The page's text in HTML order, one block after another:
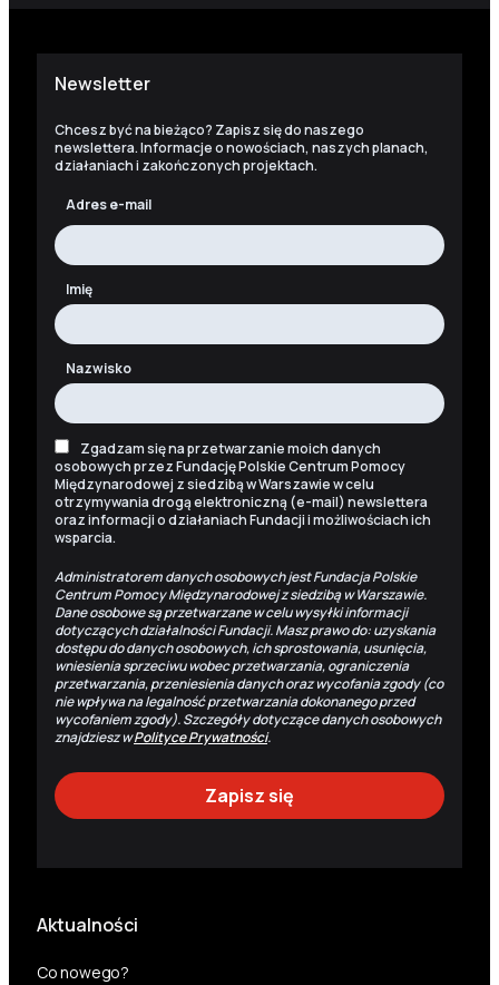
Newsletter
Chcesz być na bieżąco? Zapisz się do naszego
newslettera. Informacje o nowościach, naszych planach,
działaniach i zakończonych projektach.
Adres e-mail
Imię
Nazwisko
Zgadzam się na przetwarzanie moich danych
osobowych przez Fundację Polskie Centrum Pomocy
Międzynarodowej z siedzibą w Warszawie w celu
otrzymywania drogą elektroniczną (e-mail) newslettera
oraz informacji o działaniach Fundacji i możliwościach ich
wsparcia.
Administratorem danych osobowych jest Fundacja Polskie
Centrum Pomocy Międzynarodowej z siedzibą w Warszawie.
Dane osobowe są przetwarzane w celu wysyłki informacji
dotyczących działalności Fundacji. Masz prawo do: uzyskania
dostępu do danych osobowych, ich sprostowania, usunięcia,
wniesienia sprzeciwu wobec przetwarzania, ograniczenia
przetwarzania, przeniesienia danych oraz wycofania zgody (co
nie wpływa na legalność przetwarzania dokonanego przed
wycofaniem zgody). Szczegóły dotyczące danych osobowych
znajdziesz wPolityce Prywatności.
Aktualności
Co nowego?